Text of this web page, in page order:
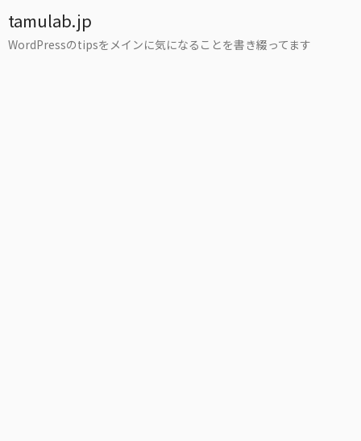
tamulab.jp
WordPressのtipsをメインに気になることを書き綴ってます